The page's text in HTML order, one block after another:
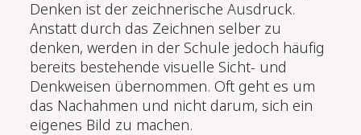
Denken ist der zeichnerische Ausdruck.
Anstatt durch das Zeichnen selber zu
denken, werden in der Schule jedoch häufig
bereits bestehende visuelle Sicht- und
Denkweisen übernommen. Oft geht es um
das Nachahmen und nicht darum, sich ein
eigenes Bild zu machen.